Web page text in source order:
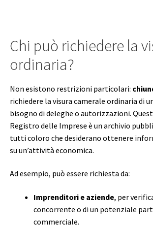
Chi può richiedere la
ordinaria?
Non esistono restrizioni particolari:
richiedere la visura camerale ordinaria di
bisogno di deleghe o autorizzazioni.
Registro delle Imprese è un archivio
tutti coloro che desiderano ottenere
su un’attività economica.
Ad esempio, può essere richiesta da:
Imprenditori e aziende, per
concorrente o di un potenziale
commerciale.